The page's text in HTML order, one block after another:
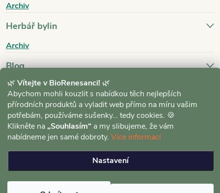
🌿 Vítejte v BioRenesanci! 🌿
Abychom mohli kouzlit s nabídkou těch nejlepších
přírodních produktů a vyladit web přímo na míru vašim
potřebám, používáme sušenky… tedy cookies. 🍪
Klikněte na „Souhlasím“ a my slibujeme, že vám
nabídneme jen samé dobroty. Více informací
Nastavení
Archiv
Herbář bylin
Archiv
Blog
Archiv
Vytvořil Shoptet
Copyright 2026BioRenesance.cz. Všechna práva vyhrazena.Upravit
nastavení cookies